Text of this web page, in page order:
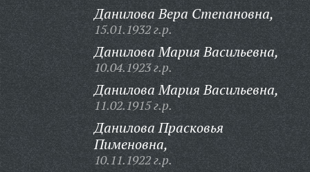
Данилова Вера Степановна,
15.01.1932 г.р.
Данилова Мария Васильевна,
10.04.1923 г.р.
Данилова Мария Васильевна,
11.02.1915 г.р.
Данилова Прасковья
Пименовна,
10.11.1922 г.р.